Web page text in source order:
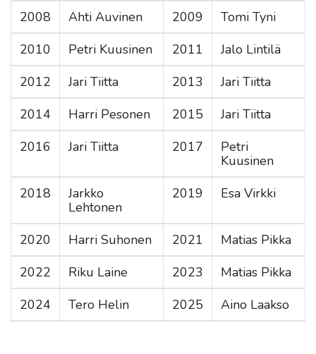
2008
Ahti Auvinen 2009
Tomi Tyni
2010
Petri Kuusinen 2011
Jalo Lintilä
2012
Jari Tiitta 2013
Jari Tiitta
2014
Harri Pesonen 2015
Jari Tiitta
2016
Jari Tiitta 2017
Petri
Kuusinen
2018
Jarkko
Lehtonen
2019 Esa Virkki
2020 Harri Suhonen 2021
Matias Pikka
2022
Riku Laine 2023
Matias Pikka
2024
Tero Helin 2025 Aino Laakso